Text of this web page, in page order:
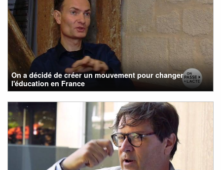
On a décidé de créer un mouvement pour changer
l'éducation en France